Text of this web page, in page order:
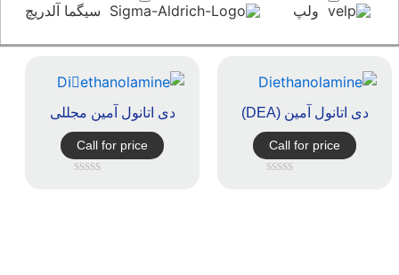
ولپ سیگما آلدریچ
دی اتانول آمین (DEA)
Call for price
دی اتانول آمین مجللی
Call for price